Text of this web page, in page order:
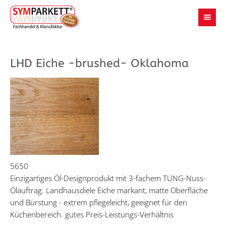
LHD Eiche -brushed- Oklahoma
5650
Einzigartiges Öl-Designprodukt mit 3-fachem TUNG-Nuss-
Ölauftrag. Landhausdiele Eiche markant, matte Oberfläche
und Bürstung - extrem pflegeleicht, geeignet für den
Küchenbereich. gutes Preis-Leistungs-Verhältnis